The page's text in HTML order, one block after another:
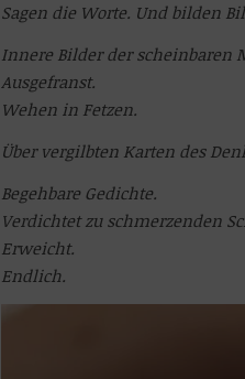
Sagen die Worte. Und bilden
Innere Bilder der scheinbaren
Ausgefranst.
Wehen in Fetzen.
Über vergilbten Karten des
Begehbare Gedichte.
Verdichtet zu schmerzenden
Erweicht.
Endlich.